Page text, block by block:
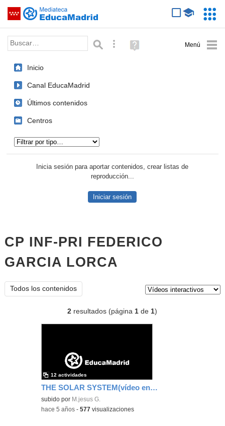
Saltar navegación
Palabra o frase: Búsqueda avanzada
Ayuda
(en
Inicio
Canal EducaMadrid
Últimos contenidos
Centros
Inicia sesión para aportar contenidos, crear listas de
reproducción...
Iniciar sesión
CP INF-PRI FEDERICO
GARCIA LORCA
Todos los contenidos
2 resultados (página1 de1)
THE SOLAR SYSTEM(vídeo enriquecido) (vídeo enriquecido)
subido por M.jesus G.
12 actividades
-hace 5 años -577 visualizaciones